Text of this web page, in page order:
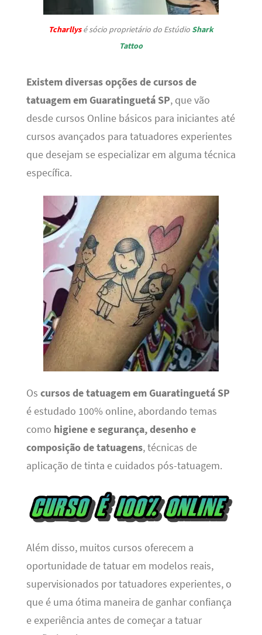
Tcharllysé sócio proprietário do Estúdio Shark
Tattoo
Existem diversas opções de cursos de
tatuagem em Guaratinguetá SP, que vão
desde cursos Online básicos para iniciantes até
cursos avançados para tatuadores experientes
que desejam se especializar em alguma técnica
específica.
Os cursos de tatuagem em Guaratinguetá SP
é estudado 100% online, abordando temas
como higiene e segurança, desenho e
composição de tatuagens, técnicas de
aplicação de tinta e cuidados pós-tatuagem.
Além disso, muitos cursos oferecem a
oportunidade de tatuar em modelos reais,
supervisionados por tatuadores experientes, o
que é uma ótima maneira de ganhar confiança
e experiência antes de começar a tatuar